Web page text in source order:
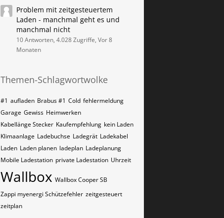
Problem mit zeitgesteuertem
Laden - manchmal geht es und
manchmal nicht
10 Antworten, 4.028 Zugriffe, Vor 8
Monaten
Themen-Schlagwortwolke
#1 aufladen Brabus #1 Cold fehlermeldung
Garage Gewiss Heimwerken
Kabellänge Stecker Kaufempfehlung kein Laden
Klimaanlage Ladebuchse Ladegrät Ladekabel
Laden Laden planen ladeplan Ladeplanung
Mobile Ladestation private Ladestation Uhrzeit
Wallbox Wallbox Cooper SB
Zappi myenergi Schützefehler zeitgesteuert
zeitplan